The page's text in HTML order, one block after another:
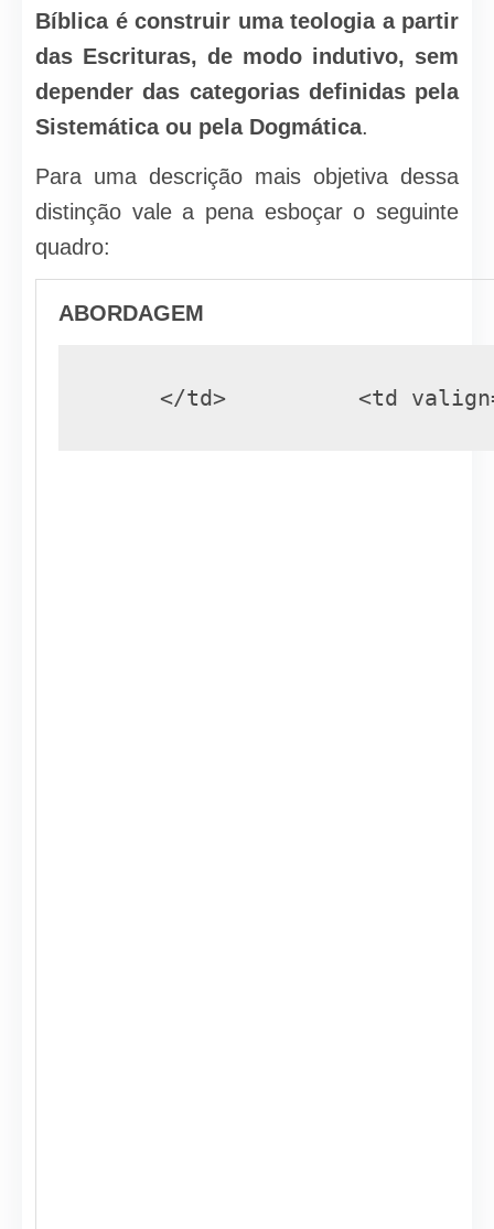
Bíblica é construir uma teologia a partir
das Escrituras, de modo indutivo, sem
depender das categorias definidas pela
Sistemática ou pela Dogmática.
Para uma descrição mais objetiva dessa
distinção vale a pena esboçar o seguinte
quadro:
ABORDAGEM
</td>          <td